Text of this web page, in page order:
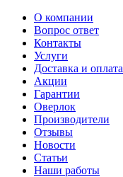
О компании
Вопрос ответ
Контакты
Услуги
Доставка и оплата
Акции
Гарантии
Оверлок
Производители
Отзывы
Новости
Статьи
Наши работы